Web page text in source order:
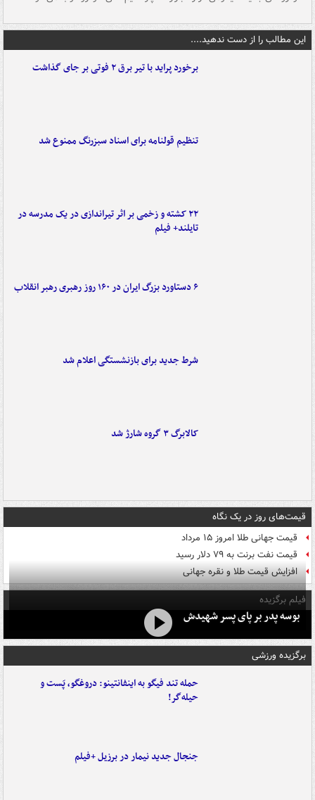
این مطالب را از دست ندهید....
برخورد پراید با تیر برق ۲ فوتی بر جای گذاشت
تنظیم قولنامه برای اسناد سبزرنگ ممنوع شد
۲۲ کشته و زخمی بر اثر تیراندازی در یک مدرسه در
تایلند+ فیلم
۶ دستاورد بزرگ ایران در ۱۶۰ روز رهبری رهبر انقلاب
شرط جدید برای بازنشستگی اعلام شد
کالابرگ ۳ گروه شارژ شد
قیمت‌های روز در یک نگاه
قیمت جهانی طلا امروز ۱۵ مرداد
قیمت نفت برنت به ۷۹ دلار رسید
افزایش قیمت طلا و نقره جهانی
فیلم برگزیده
بوسه‌ پدر بر پای پسر شهیدش
برگزیده ورزشی
حمله تند فیگو به اینفانتینو: دروغگو، پَست‌ و
حیله‌گر!
جنجال جدید نیمار در برزیل +فیلم